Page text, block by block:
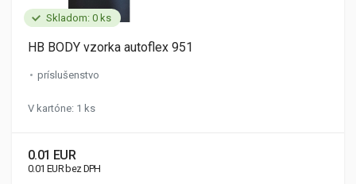
Skladom: 0 ks
HB BODY vzorka autoflex 951
príslušenstvo
V kartóne: 1 ks
0.01 EUR
0.01 EUR bez DPH